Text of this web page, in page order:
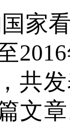
家
共
文